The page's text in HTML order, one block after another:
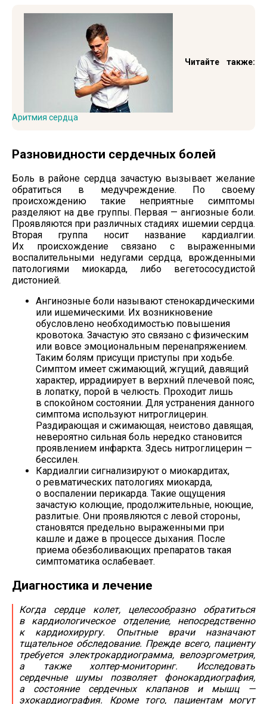
Читайте также:
Аритмия сердца
Разновидности сердечных болей
Боль в районе сердца зачастую вызывает желание
обратиться в медучреждение. По своему
происхождению такие неприятные симптомы
разделяют на две группы. Первая — ангиозные боли.
Проявляются при различных стадиях ишемии сердца.
Вторая группа носит название кардиалгии.
Их происхождение связано с выраженными
воспалительными недугами сердца, врожденными
патологиями миокарда, либо вегетососудистой
дистонией.
Ангинозные боли называют стенокардическими
или ишемическими. Их возникновение
обусловлено необходимостью повышения
кровотока. Зачастую это связано с физическим
или вовсе эмоциональным перенапряжением.
Таким болям присущи приступы при ходьбе.
Симптом имеет сжимающий, жгущий, давящий
характер, иррадиирует в верхний плечевой пояс,
в лопатку, порой в челюсть. Проходит лишь
в спокойном состоянии. Для устранения данного
симптома используют нитроглицерин.
Раздирающая и сжимающая, неистово давящая,
невероятно сильная боль нередко становится
проявлением инфаркта. Здесь нитроглицерин —
бессилен.
Кардиалгии сигнализируют о миокардитах,
о ревматических патологиях миокарда,
о воспалении перикарда. Такие ощущения
зачастую колющие, продолжительные, ноющие,
разлитые. Они проявляются с левой стороны,
становятся предельно выраженными при
кашле и даже в процессе дыхания. После
приема обезболивающих препаратов такая
симптоматика ослабевает.
Диагностика и лечение
Когда сердце колет, целесообразно обратиться
в кардиологическое отделение, непосредственно
к кардиохирургу. Опытные врачи назначают
тщательное обследование. Прежде всего, пациенту
требуется электрокардиограмма, велоэргометрия,
а такжехолтер-мониторинг. Исследовать
сердечные шумы позволяет фонокардиография,
а состояние сердечных клапанов и мышц —
эхокардиография. Кроме того, пациентам могут